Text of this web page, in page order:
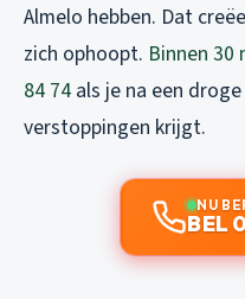
Almelo hebben. Dat
zich ophoopt. Binnen 30
84 74 als je na een
verstoppingen krijgt.
NU
BEL